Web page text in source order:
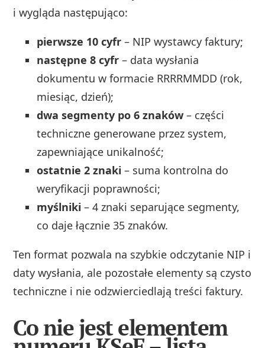
i wygląda następująco:
pierwsze 10 cyfr – NIP wystawcy faktury;
następne 8 cyfr – data wysłania
dokumentu w formacie RRRRMMDD (rok,
miesiąc, dzień);
dwa segmenty po 6 znaków – części
techniczne generowane przez system,
zapewniające unikalność;
ostatnie 2 znaki – suma kontrolna do
weryfikacji poprawności;
myślniki – 4 znaki separujące segmenty,
co daje łącznie 35 znaków.
Ten format pozwala na szybkie odczytanie NIP i
daty wysłania, ale pozostałe elementy są czysto
techniczne i nie odzwierciedlają treści faktury.
Co nie jest elementem